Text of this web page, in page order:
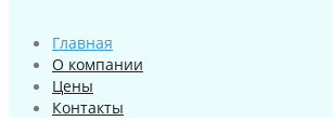
Главная
О компании
Цены
Контакты